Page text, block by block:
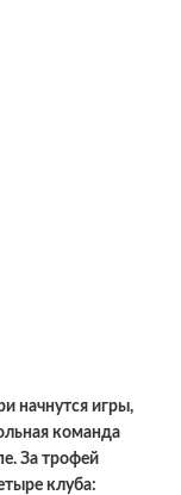
начнутся игры,
команда
За трофей
клуба: